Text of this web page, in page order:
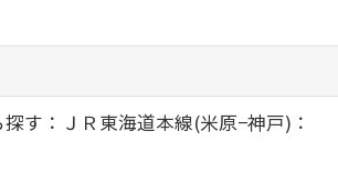
す：ＪＲ東海道本線(米原−神戸)：